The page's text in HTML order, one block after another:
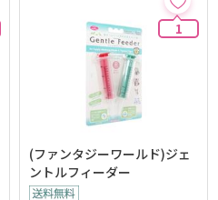
1
(ファンタジーワールド)ジェ
ントルフィーダー